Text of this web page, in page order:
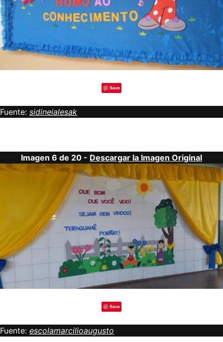
Save
Fuente: sidineialesak
Imagen 6 de 20 - Descargar la Imagen Original
Save
Fuente: escolamarcilioaugusto